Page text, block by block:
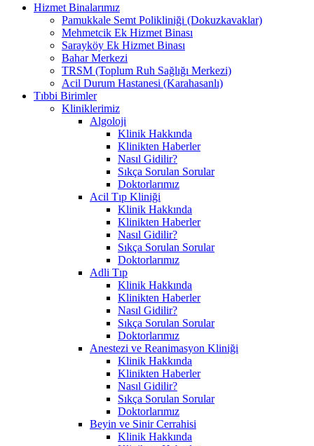
Hizmet Binalarımız
Pamukkale Semt Polikliniği (Dokuzkavaklar)
Mehmetcik Ek Hizmet Binası
Sarayköy Ek Hizmet Binası
Bahar Merkezi
TRSM (Toplum Ruh Sağlığı Merkezi)
Acil Durum Hastanesi (Karahasanlı)
Tıbbi Birimler
Kliniklerimiz
Algoloji
Klinik Hakkında
Klinikten Haberler
Nasıl Gidilir?
Sıkça Sorulan Sorular
Doktorlarımız
Acil Tıp Kliniği
Klinik Hakkında
Klinikten Haberler
Nasıl Gidilir?
Sıkça Sorulan Sorular
Doktorlarımız
Adli Tıp
Klinik Hakkında
Klinikten Haberler
Nasıl Gidilir?
Sıkça Sorulan Sorular
Doktorlarımız
Anestezi ve Reanimasyon Kliniği
Klinik Hakkında
Klinikten Haberler
Nasıl Gidilir?
Sıkça Sorulan Sorular
Doktorlarımız
Beyin ve Sinir Cerrahisi
Klinik Hakkında